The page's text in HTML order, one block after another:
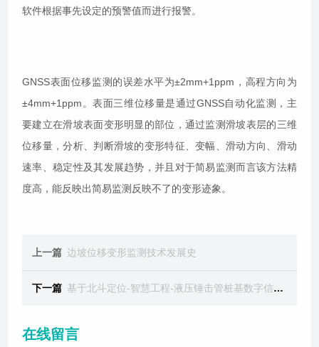
软件根据事先设定的预警值而进行报警。
GNSS表面位移监测的误差水平为±2mm+1ppm，高程方向为
±4mm+1ppm。表面三维位移量是通过GNSS自动化监测，主
要建立在滑坡表面变形明显的部位，通过监测滑坡表层的三维
位移量，分析、判断滑坡的变形特征、变幅、滑动方向、滑动
速率、稳定性及其发展趋势，并且对于简易监测而言该方法精
度高，能反映出简易监测反映不了的变形迹象。
上一篇 边坡位移变形监测技术发展史
下一篇 基于北斗定位-智慧工程-液压锤击管桩基数字信息化施工管理
在线留言